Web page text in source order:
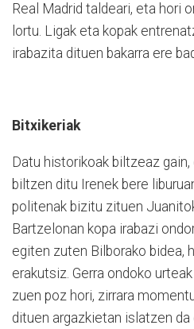
Real Madrid taldeari, eta hori
lortu. Ligak eta kopak
irabazita dituen bakarra ere
Bitxikeriak
Datu historikoak biltzeaz
biltzen ditu Irenek bere
politenak bizitu zituen
Bartzelonan kopa irabazi
egiten zuten Bilborako bidea,
erakutsiz. Gerra ondoko
zuen poz hori, zirrara
dituen argazkietan islatzen da